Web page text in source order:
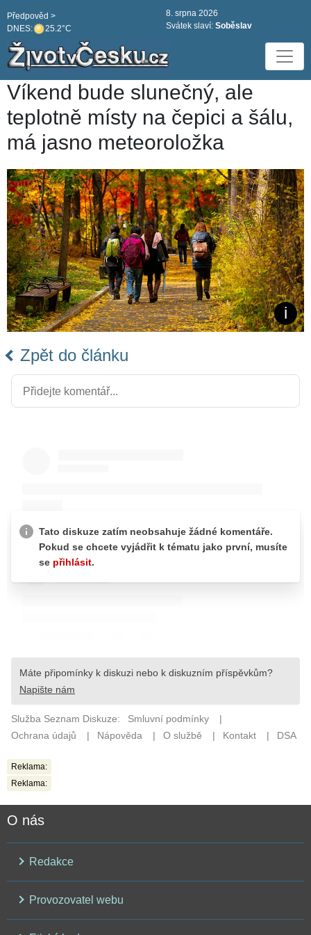
DNES: 25.2°C
Předpověd >
8. srpna 2026
Svátek slaví: Soběslav
Víkend bude slunečný, ale
teplotně místy na čepici a šálu,
má jasno meteoroložka
Zpět do článku
Reklama:
Reklama:
O nás
Redakce
Provozovatel webu